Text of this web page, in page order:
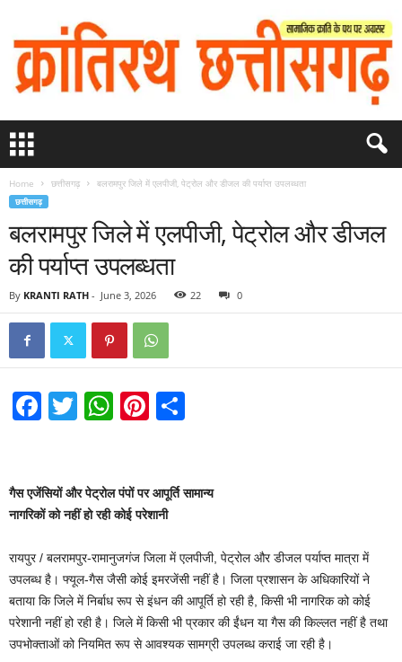
Home छत्तीसगढ़ बलरामपुर जिले में एलपीजी, पेट्रोल और डीजल की पर्याप्त उपलब्धता
छत्तीसगढ़
बलरामपुर जिले में एलपीजी, पेट्रोल और डीजल
की पर्याप्त उपलब्धता
By KRANTI RATH - June 3, 2026 22 0
F
e
b
o
o
k
T
er
W
s
A
p
p
Pi
e
st
e
गैस एजेंसियों और पेट्रोल पंपों पर आपूर्ति सामान्य
नागरिकों को नहीं हो रही कोई परेशानी
रायपुर / बलरामपुर-रामानुजगंज जिला में एलपीजी, पेट्रोल और डीजल पर्याप्त मात्रा में
उपलब्ध है। फ्यूल-गैस जैसी कोई इमरजेंसी नहीं है। जिला प्रशासन के अधिकारियों ने
बताया कि जिले में निर्बाध रूप से इंधन की आपूर्ति हो रही है, किसी भी नागरिक को कोई
परेशानी नहीं हो रही है। जिले में किसी भी प्रकार की ईंधन या गैस की किल्लत नहीं है तथा
उपभोक्ताओं को नियमित रूप से आवश्यक सामग्री उपलब्ध कराई जा रही है।